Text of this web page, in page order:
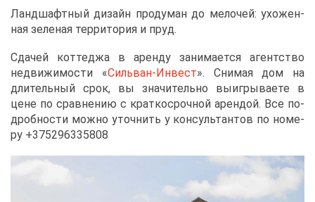
Ланд­шафт­ный ди­зайн про­ду­ман до ме­ло­чей: ухо­жен­
ная зе­ле­ная тер­ри­то­рия и пруд.
Сда­чей кот­те­джа в арен­ду за­ни­ма­ет­ся агент­ство
недви­жи­мо­сти «Силь­ван-Ин­вест». Сни­мая дом на
дли­тель­ный срок, вы зна­чи­тель­но вы­иг­ры­ва­е­те в
цене по срав­не­нию с крат­ко­сроч­ной арен­дой. Все по­
дроб­но­сти мож­но уточ­нить у кон­суль­тан­тов по но­ме­
ру +375296335808